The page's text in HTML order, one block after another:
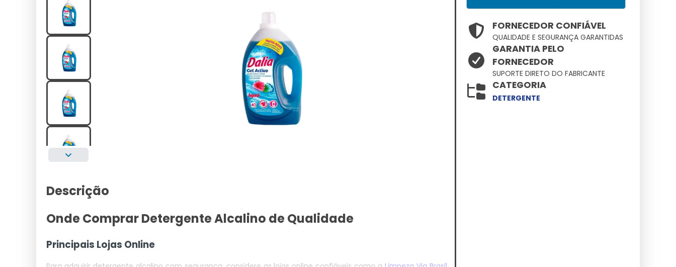
Descrição
Onde Comprar Detergente Alcalino de Qualidade
Principais Lojas Online
FORNECEDOR CONFIÁVEL
QUALIDADE E SEGURANÇA GARANTIDAS
GARANTIA PELO
FORNECEDOR
SUPORTE DIRETO DO FABRICANTE
CATEGORIA
DETERGENTE